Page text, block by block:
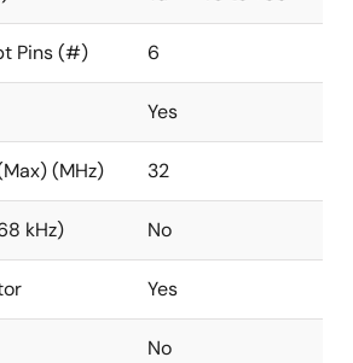
Pins (#) 6
Yes
(MHz) 32
kHz) No
Yes
No